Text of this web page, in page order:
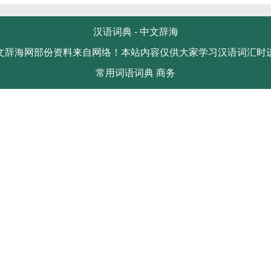
汉语词典 - 中文辞海
辞海网部份资料来自网络！本站内容仅供大家学习汉语词汇时
常用词语词典 商务